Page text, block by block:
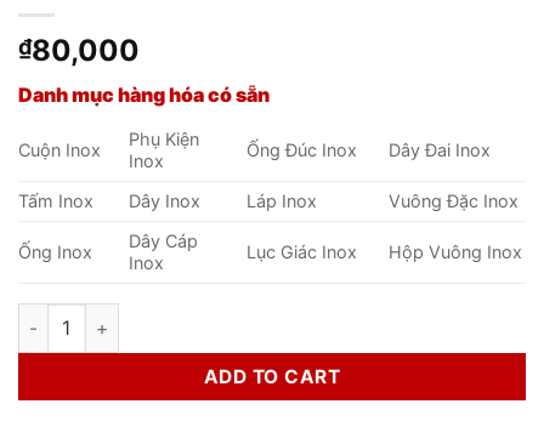
₫80,000
Danh mục hàng hóa có sẵn
Cuộn Inox
Phụ Kiện
Inox
Ống Đúc Inox Dây Đai Inox
Tấm Inox Dây Inox Láp Inox Vuông Đặc Inox
Ống Inox
Dây Cáp
Inox
Lục Giác Inox Hộp Vuông Inox
Ống Duplex 2304 Nhật Bản - Ống Thép Duplex 2304 quantity
ADD TO CART